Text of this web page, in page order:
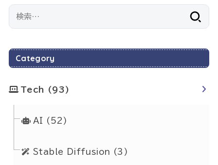
Category
Tech (93)
AI (52)
Stable Diffusion (3)